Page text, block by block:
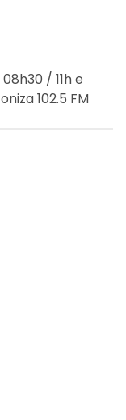
/ 11h e
102.5 FM